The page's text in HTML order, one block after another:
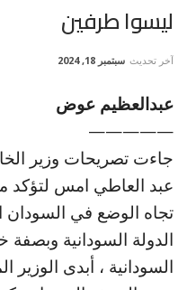
ليسوا طرفين
آخر تحديث سبتمبر 18, 2024
عبدالعظيم عوض
—————
جاءت تصريحات وزير
عبد العاطي امس لتؤكد
تجاه الوضع في
الدولة السودانية
السودانية ، أبدى